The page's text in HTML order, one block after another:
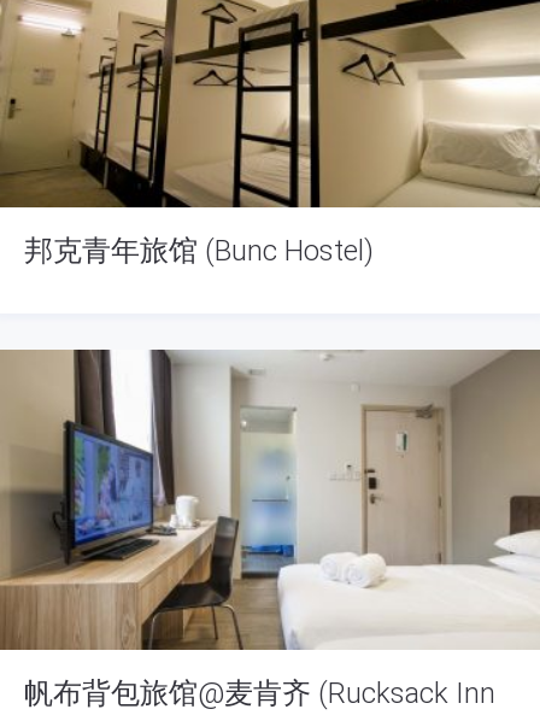
邦克青年旅馆 (Bunc Hostel)
帆布背包旅馆@麦肯齐 (Rucksack Inn